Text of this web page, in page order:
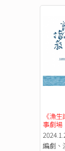
《漁
事劇場
編劇、